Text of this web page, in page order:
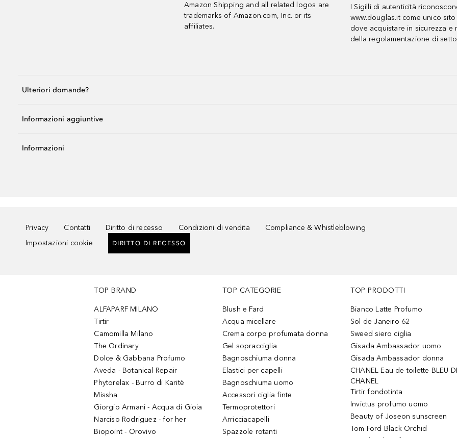
Amazon Shipping and all related logos are
trademarks of Amazon.com, Inc. or its
affiliates.
I Sigilli di autenticità
www.douglas.it come unico
dove acquistare in sicurezza e
della regolamentazione di
Ulteriori domande?
Informazioni aggiuntive
Informazioni
Privacy Contatti Diritto di recesso Condizioni di vendita
Compliance & Whistleblowing
Impostazioni cookie
DIRITTO DI RECESSO
TOP BRAND
ALFAPARF MILANO
Tirtir
Camomilla Milano
The Ordinary
Dolce & Gabbana Profumo
Aveda - Botanical Repair
Phytorelax - Burro di Karitè
Missha
Giorgio Armani - Acqua di Gioia
Narciso Rodriguez - for her
Biopoint - Orovivo
TOP CATEGORIE
Blush e Fard
Acqua micellare
Crema corpo profumata donna
Gel sopracciglia
Bagnoschiuma donna
Elastici per capelli
Bagnoschiuma uomo
Accessori ciglia finte
Termoprotettori
Arricciacapelli
Spazzole rotanti
TOP PRODOTTI
Bianco Latte Profumo
Sol de Janeiro 62
Sweed siero ciglia
Gisada Ambassador uomo
Gisada Ambassador donna
CHANEL Eau de toilette BLEU
CHANEL
Tirtir fondotinta
Invictus profumo uomo
Beauty of Joseon sunscreen
Tom Ford Black Orchid